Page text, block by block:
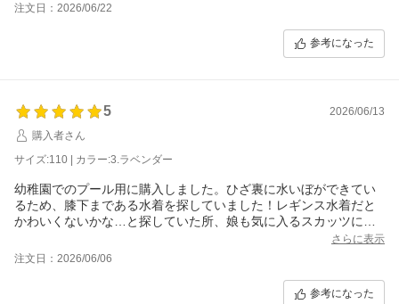
注文日：2026/06/22
参考になった
5
2026/06/13
購入者さん
サイズ:110 | カラー:3.ラベンダー
幼稚園でのプール用に購入しました。ひざ裏に水いぼができてい
るため、膝下まである水着を探していました！レギンス水着だと
かわいくないかな…と探していた所、娘も気に入るスカッツに出
さらに表示
注文日：2026/06/06
参考になった